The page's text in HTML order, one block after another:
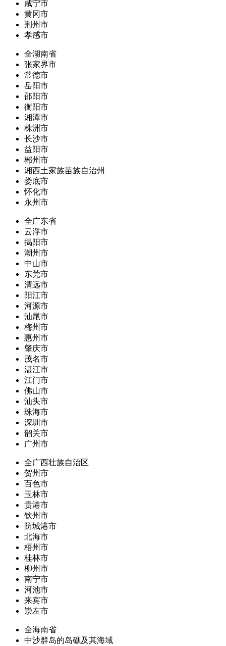
咸宁市
黄冈市
荆州市
孝感市
全湖南省
张家界市
常德市
岳阳市
邵阳市
衡阳市
湘潭市
株洲市
长沙市
益阳市
郴州市
湘西土家族苗族自治州
娄底市
怀化市
永州市
全广东省
云浮市
揭阳市
潮州市
中山市
东莞市
清远市
阳江市
河源市
汕尾市
梅州市
惠州市
肇庆市
茂名市
湛江市
江门市
佛山市
汕头市
珠海市
深圳市
韶关市
广州市
全广西壮族自治区
贺州市
百色市
玉林市
贵港市
钦州市
防城港市
北海市
梧州市
桂林市
柳州市
南宁市
河池市
来宾市
崇左市
全海南省
中沙群岛的岛礁及其海域